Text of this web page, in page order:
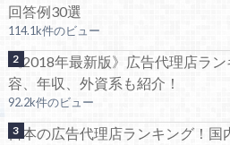
回答例30選
114.1k件のビュー
《2018年最新版》広告代理店ラ
容、年収、外資系も紹介！
92.2k件のビュー
日本の広告代理店ランキング！